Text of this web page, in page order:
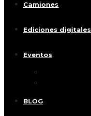
Camiones
Ediciones digitales
Eventos
BLOG